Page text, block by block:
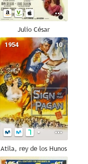
Julio César
10
1954
Atila, rey de los Hunos